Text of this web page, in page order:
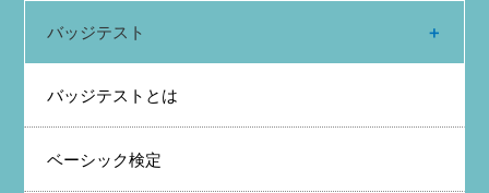
バッジテスト
バッジテストとは
ベーシック検定